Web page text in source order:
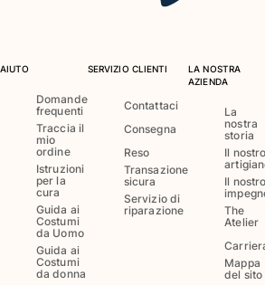
Abiti e Gonne
Pantaloncini
T-shirt
Vedi tutti i Abbigliamento
Neonato
AIUTO
Domande
frequenti
Traccia il
mio
ordine
Istruzioni
per la
cura
Guida ai
Costumi
da Uomo
Guida ai
Costumi
da donna
SERVIZIO CLIENTI
Contattaci
Consegna
Reso
Transazione
sicura
Servizio di
riparazione
LA NOSTRA
AZIENDA
La
nostra
storia
Il nostro
Il nostro
The
Atelier
Mappa
del sito